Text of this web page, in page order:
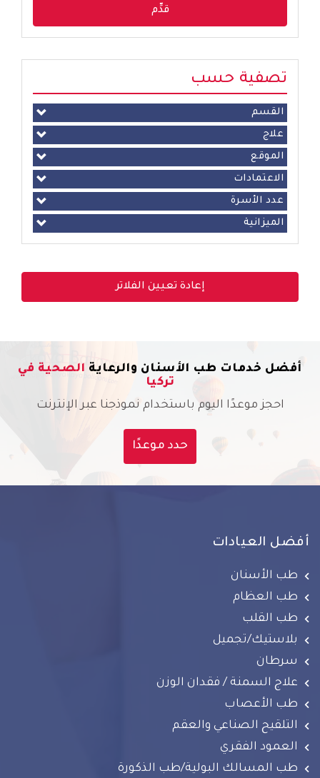
تصفية حسب
القسم
علاج
الموقع
الاعتمادات
عدد الأسرة
الميزانية
إعادة تعيين الفلاتر
أفضل خدمات طب الأسنان والرعاية الصحية في
تركيا
احجز موعدًا اليوم باستخدام نموذجنا عبر الإنترنت
حدد موعدًا
أفضل العيادات
طب الأسنان
طب العظام
طب القلب
بلاستيك/تجميل
سرطان
علاج السمنة / فقدان الوزن
طب الأعصاب
التلقيح الصناعي والعقم
العمود الفقري
طب المسالك البولية/طب الذكورة